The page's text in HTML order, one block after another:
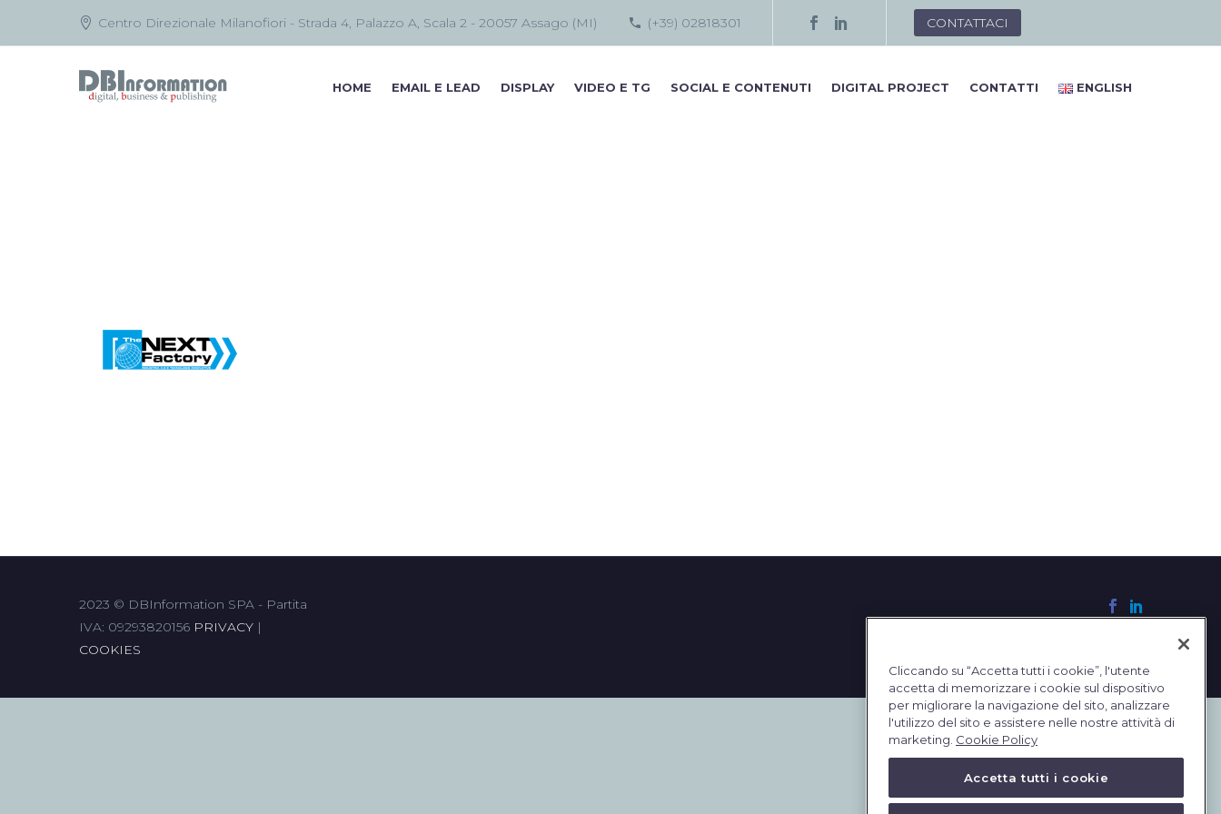
Centro Direzionale Milanofiori - Strada 4, Palazzo A, Scala 2 - 20057 Assago (MI) (+39) 02818301 CONTATTACI
HOME EMAIL E LEAD DISPLAY VIDEO E TG SOCIAL E CONTENUTI DIGITAL PROJECT CONTATTI ENGLISH
2023 © DBInformation SPA - Partita
IVA: 09293820156 PRIVACY |
COOKIES
Cliccando su “Accetta tutti i cookie”, l'utente
accetta di memorizzare i cookie sul dispositivo
per migliorare la navigazione del sito, analizzare
l'utilizzo del sito e assistere nelle nostre attività di
marketing. Cookie Policy
Accetta tutti i cookie